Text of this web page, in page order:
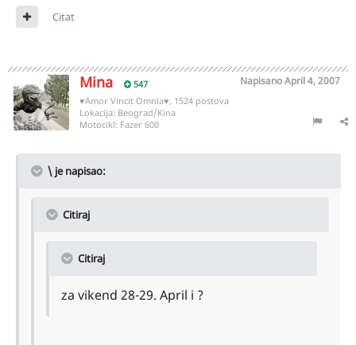
Citat
Mina 547 NapisanoApril 4, 2007
♥Amor Vincit Omnia♥, 1524 postova
Lokacija: Beograd/Kina
Motocikl: Fazer 600
\ je napisao:
Citiraj
Citiraj
za vikend 28-29. April i ?